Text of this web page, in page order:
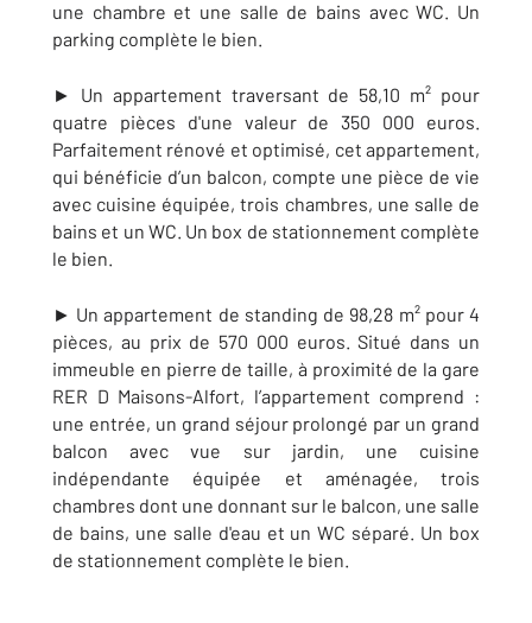
une chambre et une salle de bains avec WC. Un
parking complète le bien.
► Un appartement traversant de 58,10 m² pour
quatre pièces d'une valeur de 350 000 euros.
Parfaitement rénové et optimisé, cet appartement,
qui bénéficie d’un balcon, compte une pièce de vie
avec cuisine équipée, trois chambres, une salle de
bains et un WC. Un box de stationnement complète
le bien.
► Un appartement de standing de 98,28 m² pour 4
pièces, au prix de 570 000 euros. Situé dans un
immeuble en pierre de taille, à proximité de la gare
RER D Maisons-Alfort, l’appartement comprend :
une entrée, un grand séjour prolongé par un grand
balcon avec vue sur jardin, une cuisine
indépendante équipée et aménagée, trois
chambres dont une donnant sur le balcon, une salle
de bains, une salle d'eau et un WC séparé. Un box
de stationnement complète le bien.